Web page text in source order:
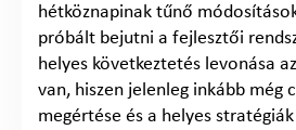
hétköznapinak tűnő
próbált bejutni a fejlesztői
helyes következtetés levonása
van, hiszen jelenleg inkább még
megértése és a helyes